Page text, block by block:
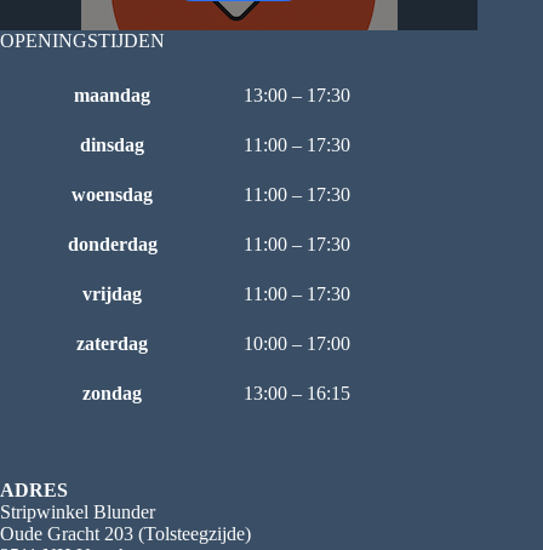
OPENINGSTIJDEN
maandag 13:00 – 17:30
dinsdag 11:00 – 17:30
woensdag 11:00 – 17:30
donderdag 11:00 – 17:30
vrijdag 11:00 – 17:30
zaterdag 10:00 – 17:00
zondag 13:00 – 16:15
ADRES
Stripwinkel Blunder
Oude Gracht 203 (Tolsteegzijde)